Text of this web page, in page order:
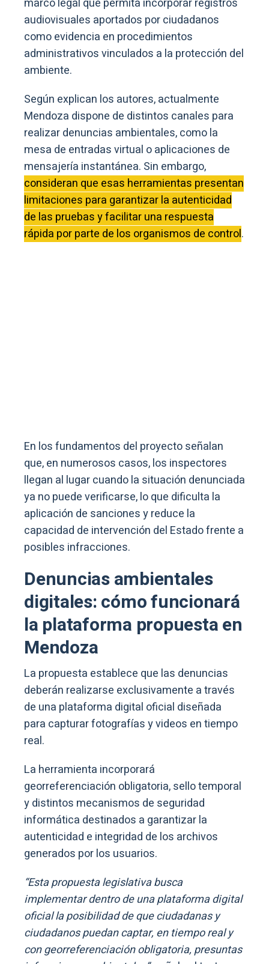
marco legal que permita incorporar registros
audiovisuales aportados por ciudadanos
como evidencia en procedimientos
administrativos vinculados a la protección del
ambiente.
Según explican los autores, actualmente
Mendoza dispone de distintos canales para
realizar denuncias ambientales, como la
mesa de entradas virtual o aplicaciones de
mensajería instantánea. Sin embargo,
consideran que esas herramientas presentan
limitaciones para garantizar la autenticidad
de las pruebas y facilitar una respuesta
rápida por parte de los organismos de control.
En los fundamentos del proyecto señalan
que, en numerosos casos, los inspectores
llegan al lugar cuando la situación denunciada
ya no puede verificarse, lo que dificulta la
aplicación de sanciones y reduce la
capacidad de intervención del Estado frente a
posibles infracciones.
Denuncias ambientales
digitales: cómo funcionará
la plataforma propuesta en
Mendoza
La propuesta establece que las denuncias
deberán realizarse exclusivamente a través
de una plataforma digital oficial diseñada
para capturar fotografías y videos en tiempo
real.
La herramienta incorporará
georreferenciación obligatoria, sello temporal
y distintos mecanismos de seguridad
informática destinados a garantizar la
autenticidad e integridad de los archivos
generados por los usuarios.
“Esta propuesta legislativa busca
implementar dentro de una plataforma digital
oficial la posibilidad de que ciudadanas y
ciudadanos puedan captar, en tiempo real y
con georreferenciación obligatoria, presuntas